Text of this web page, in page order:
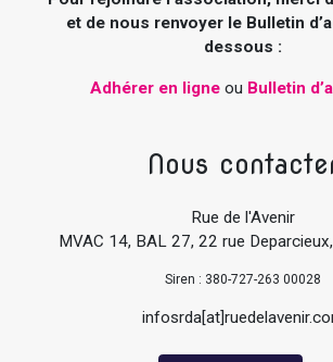
et de nous renvoyer le Bulletin
dessous :
Adhérer en ligneou Bulletin
Nous
Rue de l'Avenir
MVAC 14, BAL 27, 22 rue
Siren : 380-727-263 00028